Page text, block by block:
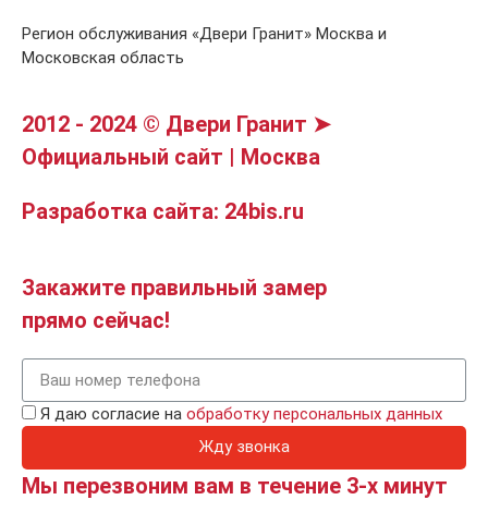
Регион обслуживания «Двери Гранит» Москва и
Московская область
2012 - 2024 © Двери Гранит ➤
Официальный сайт | Москва
Разработка сайта: 24bis.ru
Закажите правильный замер
прямо сейчас!
Я даю согласие на обработку персональных данных
Жду звонка
Мы перезвоним вам в течение 3-х минут